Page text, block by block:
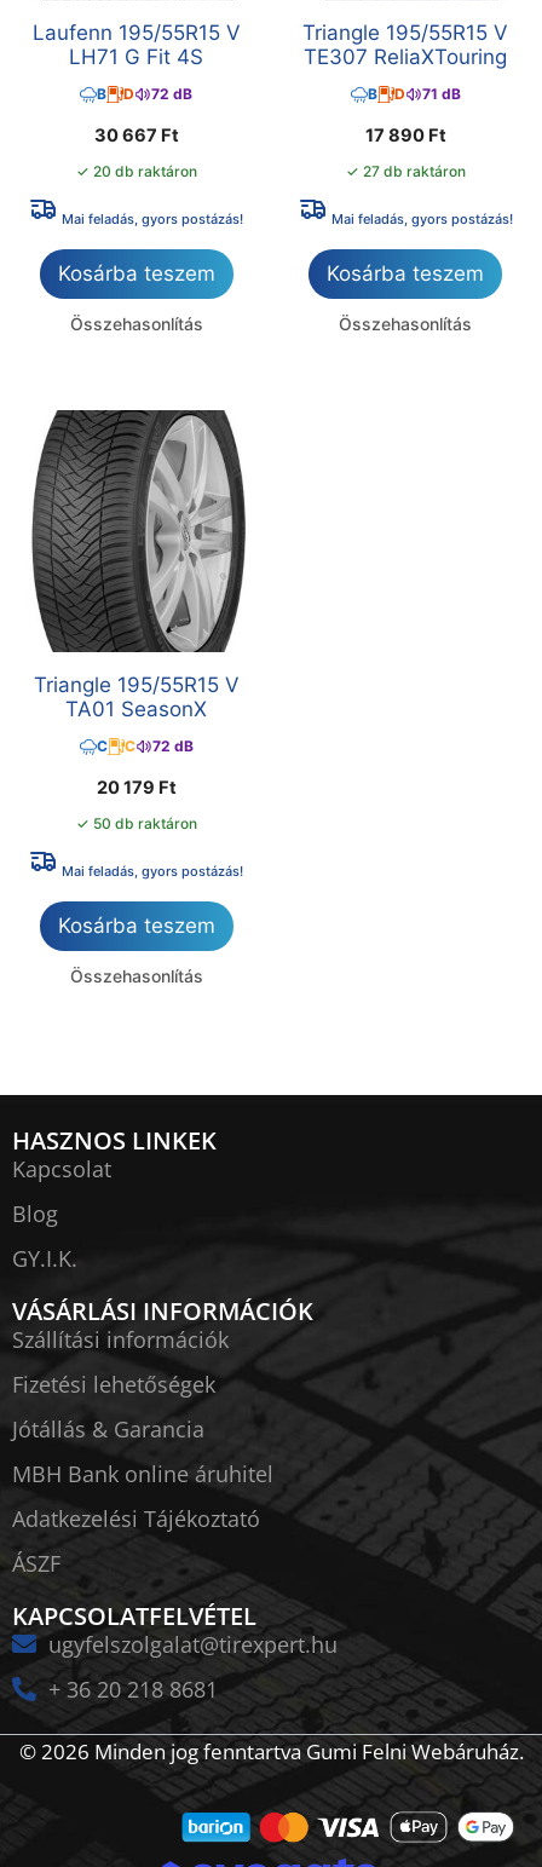
Laufenn 195/55R15 V
LH71 G Fit 4S
B D 72 dB
30 667 Ft
✓ 20 db raktáron
Mai feladás, gyors postázás!
Kosárba teszem
Összehasonlítás
Triangle 195/55R15 V
TE307 ReliaXTouring
B D 71 dB
17 890 Ft
✓ 27 db raktáron
Mai feladás, gyors postázás!
Kosárba teszem
Összehasonlítás
Triangle 195/55R15 V
TA01 SeasonX
C C 72 dB
20 179 Ft
✓ 50 db raktáron
Mai feladás, gyors postázás!
Kosárba teszem
Összehasonlítás
HASZNOS LINKEK
Kapcsolat
Blog
GY.I.K.
VÁSÁRLÁSI INFORMÁCIÓK
Szállítási információk
Fizetési lehetőségek
Jótállás & Garancia
MBH Bank online áruhitel
Adatkezelési Tájékoztató
ÁSZF
KAPCSOLATFELVÉTEL
ugyfelszolgalat@tirexpert.hu
+ 36 20 218 8681
© 2026 Minden jog fenntartva Gumi Felni Webáruház.